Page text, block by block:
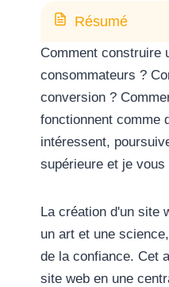
Résumé
Comment construire
consommateurs ?
conversion ?
fonctionnent comme
intéressent,
supérieure et je
La création d'un site
un art et une
de la confiance. Cet
site web en une